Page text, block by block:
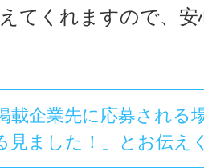
てくれますので、
載企業先に応募される
見ました！」とお伝え